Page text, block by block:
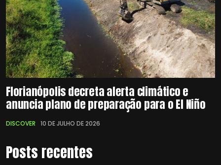
Florianópolis decreta alerta climático e
anuncia plano de preparação para o El Niño
DISCOVER 10 DE JULHO DE 2026
Posts recentes